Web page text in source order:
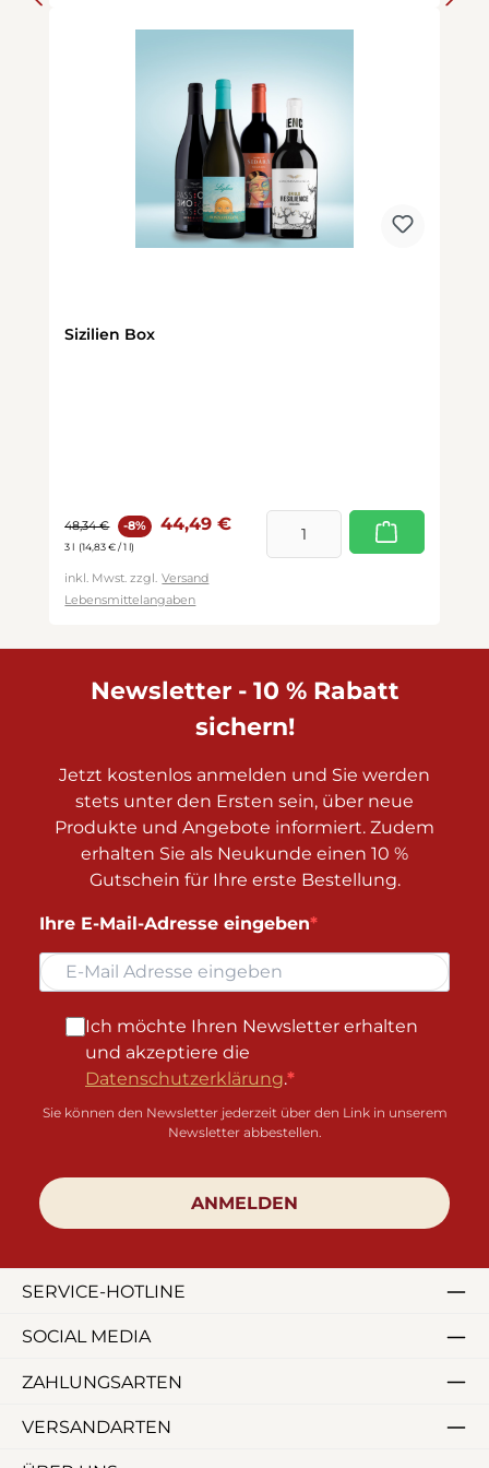
Sizilien Box
Verkaufspreis:
Regulärer Preis:
48,34 € -8% 44,49 €
3 l (14,83 € / 1 l)
inkl. Mwst. zzgl. Versand
Lebensmittelangaben
Newsletter - 10 % Rabatt
sichern!
Jetzt kostenlos anmelden und Sie werden
stets unter den Ersten sein, über neue
Produkte und Angebote informiert. Zudem
erhalten Sie als Neukunde einen 10 %
Gutschein für Ihre erste Bestellung.
Ihre E-Mail-Adresse eingeben
Ich möchte Ihren Newsletter erhalten
und akzeptiere die
Datenschutzerklärung.
Sie können den Newsletter jederzeit über den Link in unserem
Newsletter abbestellen.
ANMELDEN
SERVICE-HOTLINE
SOCIAL MEDIA
ZAHLUNGSARTEN
VERSANDARTEN